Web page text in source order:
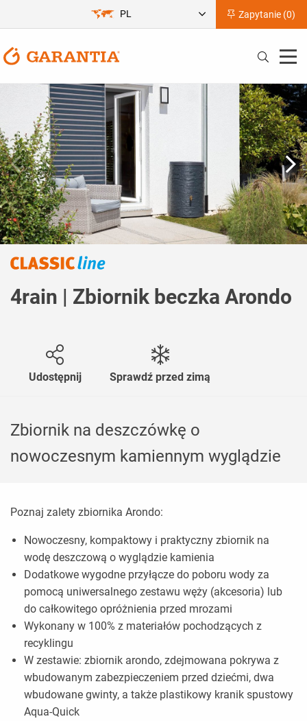
Zapytanie (0)
PL
4rain | Zbiornik beczka Arondo
Udostępnij Sprawdź przed zimą
Zbiornik na deszczówkę o
nowoczesnym kamiennym wyglądzie
Poznaj zalety zbiornika Arondo:
Nowoczesny, kompaktowy i praktyczny zbiornik na
wodę deszczową o wyglądzie kamienia
Dodatkowe wygodne przyłącze do poboru wody za
pomocą uniwersalnego zestawu węży (akcesoria) lub
do całkowitego opróżnienia przed mrozami
Wykonany w 100% z materiałów pochodzących z
recyklingu
W zestawie: zbiornik arondo, zdejmowana pokrywa z
wbudowanym zabezpieczeniem przed dziećmi, dwa
wbudowane gwinty, a także plastikowy kranik spustowy
Aqua-Quick